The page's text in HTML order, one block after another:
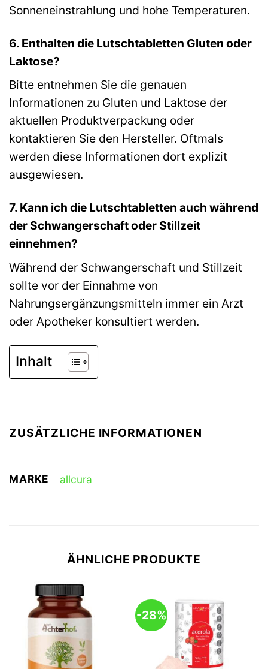
Sonneneinstrahlung und hohe Temperaturen.
6. Enthalten die Lutschtabletten Gluten oder
Laktose?
Bitte entnehmen Sie die genauen
Informationen zu Gluten und Laktose der
aktuellen Produktverpackung oder
kontaktieren Sie den Hersteller. Oftmals
werden diese Informationen dort explizit
ausgewiesen.
7. Kann ich die Lutschtabletten auch während
der Schwangerschaft oder Stillzeit
einnehmen?
Während der Schwangerschaft und Stillzeit
sollte vor der Einnahme von
Nahrungsergänzungsmitteln immer ein Arzt
oder Apotheker konsultiert werden.
Inhalt
ZUSÄTZLICHE INFORMATIONEN
MARKE allcura
ÄHNLICHE PRODUKTE
-28%